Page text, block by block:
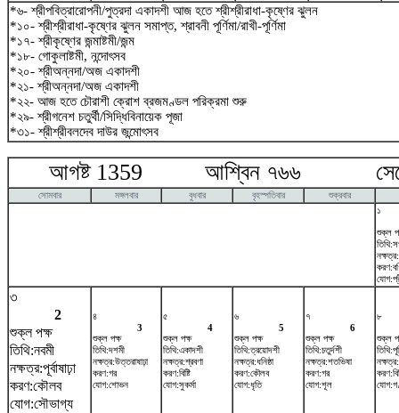
*৬- শ্রীপবিত্রারোপনী/পুত্রদা একাদশী আজ হতে শ্রীশ্রীরাধা-কৃষ্ণের ঝুলন
*১০- শ্রীশ্রীরাধা-কৃষ্ণের ঝুলন সমাপ্ত, শ্রাবনী পূর্ণিমা/রাখী-পূর্ণিমা
*১৭- শ্রীকৃষ্ণের জন্মাষ্টমী/জন্ম
*১৮- গোকুলাষ্টমী, নন্দোৎসব
*২০- শ্রীঅন্নদা/অজ একাদশী
*২১- শ্রীঅন্নদা/অজ একাদশী
*২২- আজ হতে চৌরাশী ক্রোশ ব্রজমণ্ডল পরিক্রমা শুরু
*২৯- শ্রীগনেশ চতুর্থী/সিদ্ধিবিনায়েক পূজা
*৩১- শ্রীশ্রীবলদেব দাউর জন্মোৎসব
আগষ্ট 1359 আশ্বিন ৭৬৬
সোমবার মঙ্গলবার বুধবার বৃহস্পতিবার
শুক্রবার
১
শুক্ল
৩
2
শুক্ল পক্ষ
তিথি:নবমী
নক্ষত্র:পূর্বাষাঢ়া
করণ:কৌলব
যোগ:সৌভাগ্য
৪
3
শুক্ল পক্ষ
তিথি:দশমী
নক্ষত্র:উত্তরাষাঢ়া
করণ:গর
যোগ:শোভন
৫
4
শুক্ল পক্ষ
তিথি:একাদশী
নক্ষত্র:শ্রবণা
করণ:বিষ্টি
যোগ:সুকর্মা
৬
5
শুক্ল পক্ষ
তিথি:ত্রয়োদশী
নক্ষত্র:ধনিষ্ঠা
করণ:কৌলব
যোগ:ধৃতি
৭
6
শুক্ল পক্ষ
তিথি:চতুর্দশী
নক্ষত্র:শতভিষ‌া
করণ:গর
যোগ:শূল
৮
শুক্ল